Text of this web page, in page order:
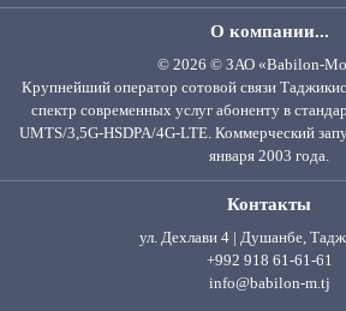
О компании...
© 2026 © ЗАО «Babilon-
Крупнейший оператор сотовой связи
спектр современных услуг абоненту в
UMTS/3,5G-HSDPA/4G-LTE. Коммерческий
января 2003 года.
Контакты
ул. Дехлави 4 | Душанбе,
+992 918 61-61-61
info@babilon-m.tj